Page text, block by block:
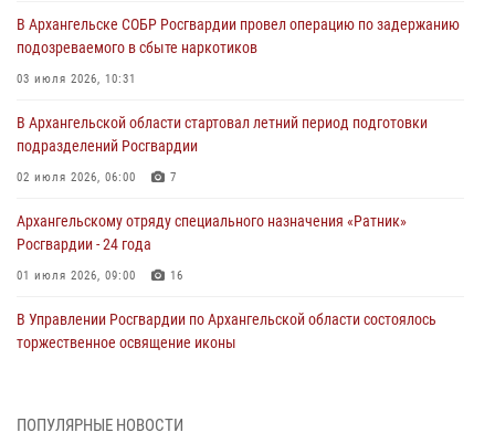
В Архангельске СОБР Росгвардии провел операцию по задержанию
подозреваемого в сбыте наркотиков
03 июля 2026, 10:31
В Архангельской области стартовал летний период подготовки
подразделений Росгвардии
02 июля 2026, 06:00 7
Архангельскому отряду специального назначения «Ратник»
Росгвардии - 24 года
01 июля 2026, 09:00 16
В Управлении Росгвардии по Архангельской области состоялось
торжественное освящение иконы
Военнослужащие по призыву из Архангельской области приняли
ПОПУЛЯРНЫЕ НОВОСТИ